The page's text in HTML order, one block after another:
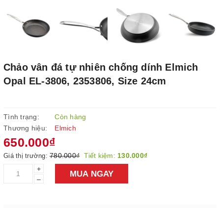
Chảo vân đá tự nhiên chống dính Elmich
Opal EL-3806, 2353806, Size 24cm
Tình trạng:
Còn hàng
Thương hiệu:
Elmich
650.000₫
Giá thị trường: 780.000₫ Tiết kiệm: 130.000₫
+
–
MUA NGAY